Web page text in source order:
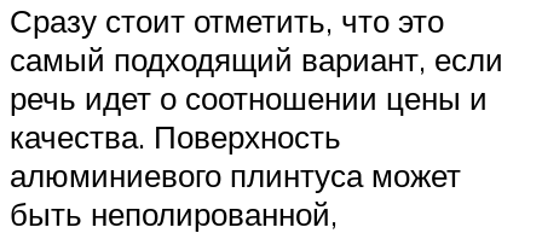
Сразу стоит отметить, что это
самый подходящий вариант, если
речь идет о соотношении цены и
качества. Поверхность
алюминиевого плинтуса может
быть неполированной,